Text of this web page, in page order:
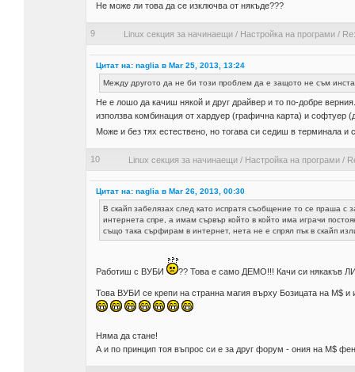
Не може ли това да се изключва от някъде???
9 Linux секция за начинаещи/ Настройка на програми/
Цитат на: naglia в Mar 25, 2013, 13:24
Между другото да не би този проблем да е защото не съм
Не е лошо да качиш някой и друг драйвер и то по-добре
използва комбинация от хардуер (графична карта) и софтуер
Може и без тях естествено, но тогава си седиш в терминала и
10 Linux секция за начинаещи/ Настройка на програми/
Цитат на: naglia в Mar 26, 2013, 00:30
В скайп забелязах след като испратя съобщение то се праша с
интернета спре, а имам сървър който в който има играчи
също така сърфирам в интернет, нета не е спрял пък в скайп
Работиш с ВУБИ ?? Това е само ДЕМО!!! Качи си някакъв
Това ВУБИ се крепи на странна магия върху Бозицата на М$
Няма да стане!
А и по принцип тоя въпрос си е за друг форум - ония на М$